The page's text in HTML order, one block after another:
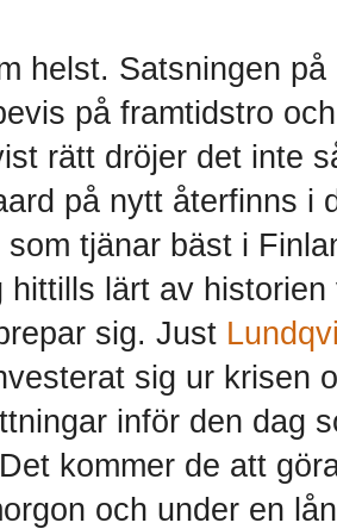
helst. Satsningen
på framtidstro
rätt dröjer det inte
på nytt återfinns i
som tjänar bäst i
hittills lärt av
sig. Just
sig ur krisen
inför den dag
kommer de att
och under en